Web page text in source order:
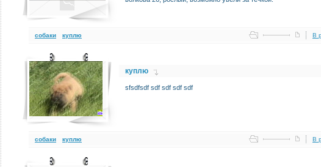
cобаки куплю В
куплю
sfsdfsdf sdf sdf sdf sdf
cобаки куплю В